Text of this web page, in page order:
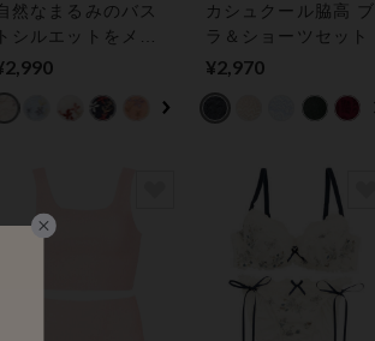
然なまるみのバス
シルエットをメイ
ブラ＆ショーツセ
カシュクール脇高 ブ
ラ＆ショーツセット
¥2,970